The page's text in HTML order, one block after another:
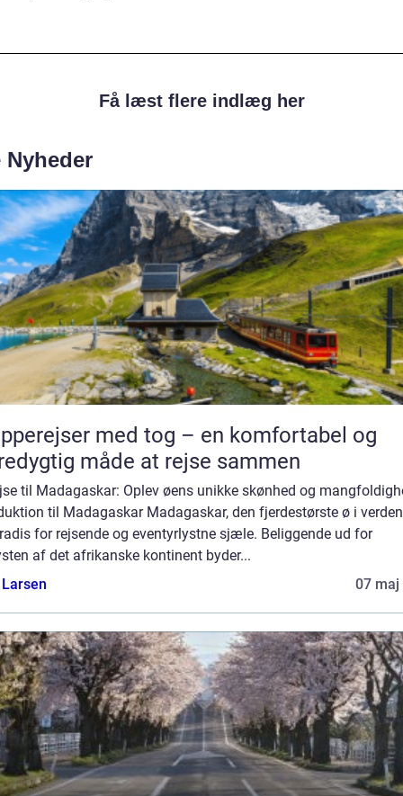
Få læst flere indlæg her
Nyheder
med tog – en komfortabel og
måde at rejse sammen
til Madagaskar: Oplev øens unikke skønhed og
til Madagaskar Madagaskar, den fjerdestørste ø i
for rejsende og eventyrlystne sjæle. Beliggende ud for
af det afrikanske kontinent byder...
07 maj